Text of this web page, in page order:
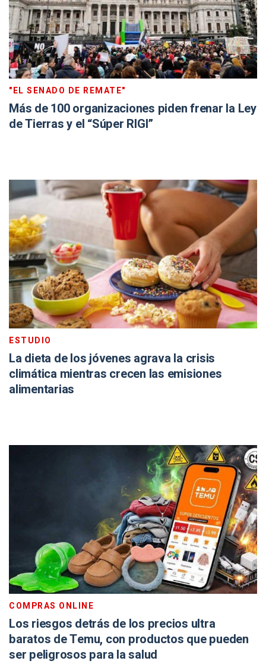
"EL SENADO DE REMATE"
Más de 100 organizaciones piden frenar la Ley
de Tierras y el “Súper RIGI”
ESTUDIO
La dieta de los jóvenes agrava la crisis
climática mientras crecen las emisiones
alimentarias
COMPRAS ONLINE
Los riesgos detrás de los precios ultra
baratos de Temu, con productos que pueden
ser peligrosos para la salud